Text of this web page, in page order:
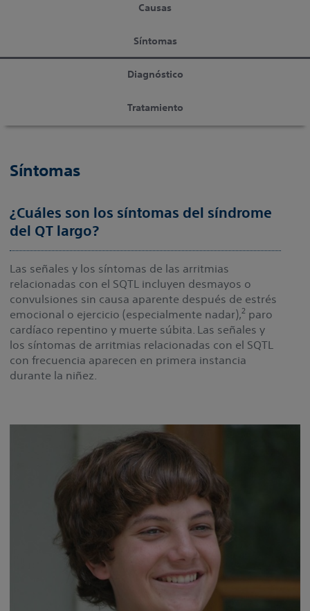
Causas
Síntomas
Diagnóstico
Tratamiento
Síntomas
¿Cuáles son los síntomas del síndrome
del QT largo?
Las señales y los síntomas de las arritmias
relacionadas con el SQTL incluyen desmayos o
convulsiones sin causa aparente después de estrés
emocional o ejercicio (especialmente nadar),2 paro
cardíaco repentino y muerte súbita. Las señales y
los síntomas de arritmias relacionadas con el SQTL
con frecuencia aparecen en primera instancia
durante la niñez.